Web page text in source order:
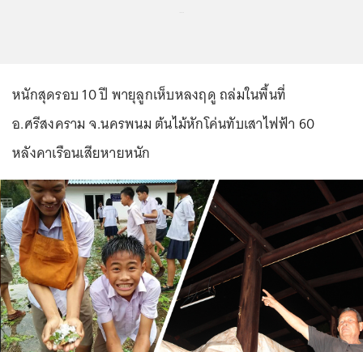
หนักสุดรอบ 10 ปี พายุลูกเห็บหลงฤดู ถล่มในพื้นที่
อ.ศรีสงคราม จ.นครพนม ต้นไม้หักโค่นทับเสาไฟฟ้า 60
หลังคาเรือนเสียหายหนัก